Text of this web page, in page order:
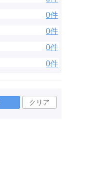
0件
0件
0件
0件
クリア